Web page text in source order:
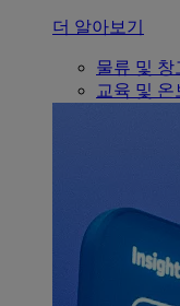
더 알아보기
물류 및 창
교육 및 온